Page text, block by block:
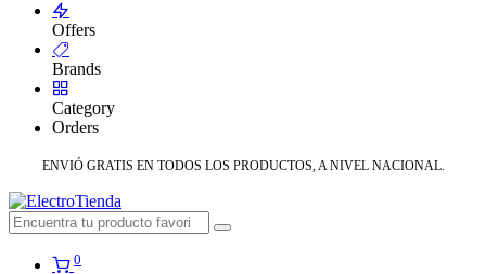
Offers
Brands
Category
Orders
ENVIÓ GRATIS EN TODOS LOS PRODUCTOS, A NIVEL NACIONAL.
0